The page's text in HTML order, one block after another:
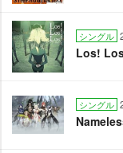
シングル
Los!
シングル